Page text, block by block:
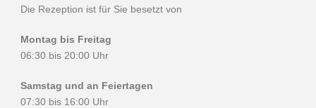
Die Rezeption ist für Sie besetzt von
Montag bis Freitag
06:30 bis 20:00 Uhr
Samstag und an Feiertagen
07:30 bis 16:00 Uhr